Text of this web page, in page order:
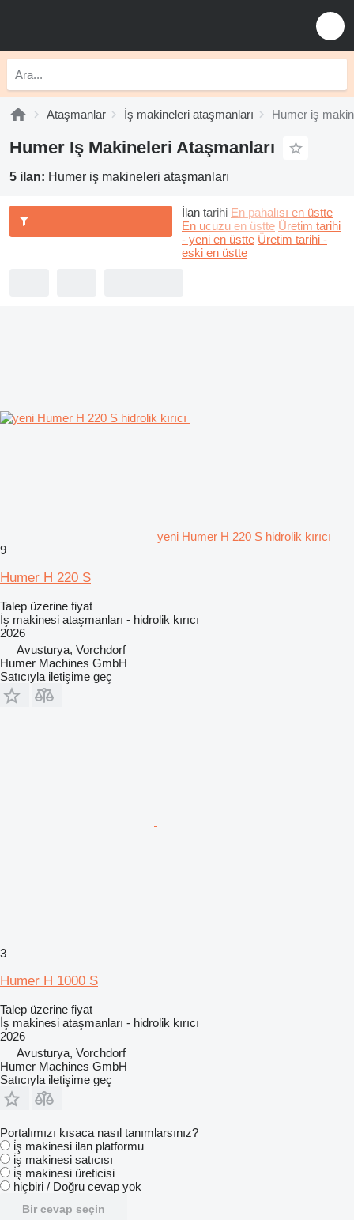
Ataşmanlar İş makineleri ataşmanları Humer iş
Humer Iş Makineleri Ataşmanları
5 ilan: Humer iş makineleri ataşmanları
İlan tarihi En pahalısı en üstte
En ucuzu en üstte Üretim tarihi
- yeni en üstte Üretim tarihi -
eski en üstte
yeni Humer H 220 S hidrolik kırıcı
9
Humer H 220 S
Talep üzerine fiyat
İş makinesi ataşmanları - hidrolik kırıcı
2026
Avusturya, Vorchdorf
Humer Machines GmbH
Satıcıyla iletişime geç
3
Humer H 1000 S
Talep üzerine fiyat
İş makinesi ataşmanları - hidrolik kırıcı
2026
Avusturya, Vorchdorf
Humer Machines GmbH
Satıcıyla iletişime geç
Portalımızı kısaca nasıl tanımlarsınız?
i̇ş makinesi ilan platformu
i̇ş makinesi satıcısı
i̇ş makinesi üreticisi
hiçbiri / Doğru cevap yok
Bir cevap seçin